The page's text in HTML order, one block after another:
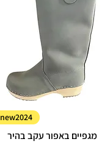
Quick View
new2024
מגפיים באפור עקב בהיר